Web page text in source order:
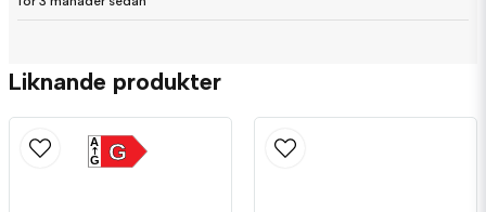
Liknande produkter
G
A
G